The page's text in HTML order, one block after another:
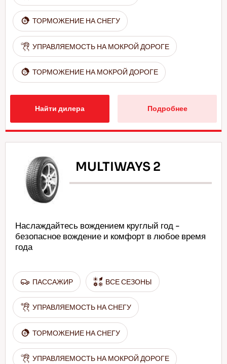
ТОРМОЖЕНИЕ НА СНЕГУ
УПРАВЛЯЕМОСТЬ НА МОКРОЙ ДОРОГЕ
ТОРМОЖЕНИЕ НА МОКРОЙ ДОРОГЕ
Найти дилера Подробнее
MULTIWAYS 2
Наслаждайтесь вождением круглый год -
безопасное вождение и комфорт в любое время
года
ПАССАЖИР ВСЕ СЕЗОНЫ
УПРАВЛЯЕМОСТЬ НА СНЕГУ
ТОРМОЖЕНИЕ НА СНЕГУ
УПРАВЛЯЕМОСТЬ НА МОКРОЙ ДОРОГЕ